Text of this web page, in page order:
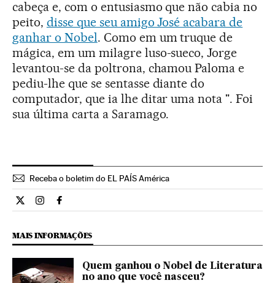
cabeça e, com o entusiasmo que não cabia no
peito, disse que seu amigo José acabara de
ganhar o Nobel. Como em um truque de
mágica, em um milagre luso-sueco, Jorge
levantou-se da poltrona, chamou Paloma e
pediu-lhe que se sentasse diante do
computador, que ia lhe ditar uma nota ". Foi
sua última carta a Saramago.
Receba o boletim do EL PAÍS América
Cultura El País Brasil en Twitter
Cultura El País Brasil en Instagram
Cultura El País Brasil en Facebook
MAIS INFORMAÇÕES
Quem ganhou o Nobel de Literatura
no ano que você nasceu?